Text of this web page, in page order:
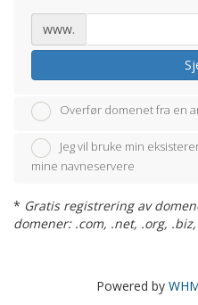
www.
Overfør domenet fra en
Jeg vil bruke min
mine navneservere
* Gratis registrering av
domener: .com, .net, .org,
Powered by